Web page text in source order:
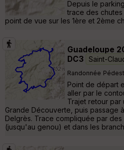
Depuis le
trace des
point de vue sur les 1ère et 2ème
Guadeloupe
DC3
Saint-
Randonnée
Point de départ
aller par le
Trajet retour par
Grande Découverte, puis passage
Delgrès. Trace compliquée par
(jusqu'au genou) et dans les